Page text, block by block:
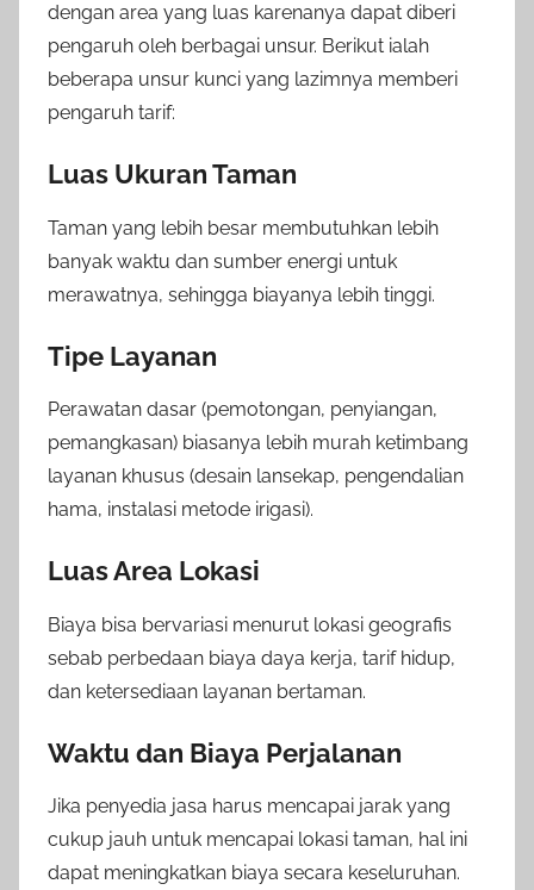
dengan area yang luas karenanya dapat diberi
pengaruh oleh berbagai unsur. Berikut ialah
beberapa unsur kunci yang lazimnya memberi
pengaruh tarif:
Luas Ukuran Taman
Taman yang lebih besar membutuhkan lebih
banyak waktu dan sumber energi untuk
merawatnya, sehingga biayanya lebih tinggi.
Tipe Layanan
Perawatan dasar (pemotongan, penyiangan,
pemangkasan) biasanya lebih murah ketimbang
layanan khusus (desain lansekap, pengendalian
hama, instalasi metode irigasi).
Luas Area Lokasi
Biaya bisa bervariasi menurut lokasi geografis
sebab perbedaan biaya daya kerja, tarif hidup,
dan ketersediaan layanan bertaman.
Waktu dan Biaya Perjalanan
Jika penyedia jasa harus mencapai jarak yang
cukup jauh untuk mencapai lokasi taman, hal ini
dapat meningkatkan biaya secara keseluruhan.